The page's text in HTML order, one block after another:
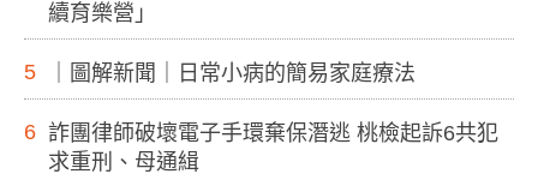
續育樂營」
5 ｜圖解新聞｜日常小病的簡易家庭療法
6 詐團律師破壞電子手環棄保潛逃 桃檢起訴6共犯
求重刑、母通緝